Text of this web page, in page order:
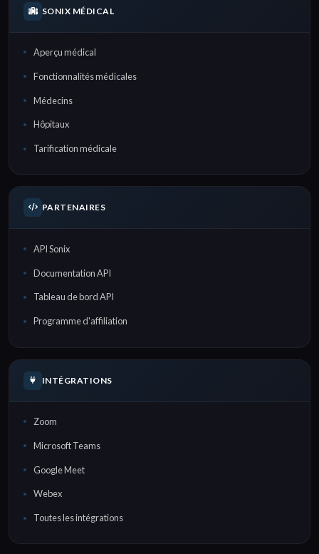
SONIX MÉDICAL
Aperçu médical
Fonctionnalités médicales
Médecins
Hôpitaux
Tarification médicale
PARTENAIRES
API Sonix
Documentation API
Tableau de bord API
Programme d'affiliation
INTÉGRATIONS
Zoom
Microsoft Teams
Google Meet
Webex
Toutes les intégrations